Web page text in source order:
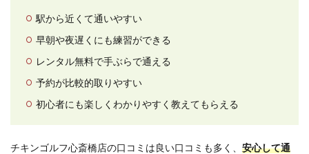
駅から近くて通いやすい
早朝や夜遅くにも練習ができる
レンタル無料で手ぶらで通える
予約が比較的取りやすい
初心者にも楽しくわかりやすく教えてもらえる
チキンゴルフ心斎橋店の口コミは良い口コミも多く、 安心して通